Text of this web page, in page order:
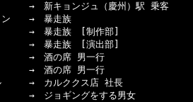
　新キョンジュ（慶州）駅 乗客
→　暴走族
→　暴走族　[制作部]
　暴走族　[演出部]
→　酒の席 男一行
→　酒の席 男一行
→　カルククス店 社長
　ジョギングをする男女